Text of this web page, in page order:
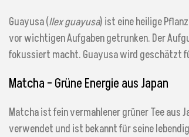
Guayusa (Ilex guayusa) ist eine heilige
vor wichtigen Aufgaben getrunken. Der
fokussiert macht. Guayusa wird geschätzt
Matcha – Grüne Energie aus Japan
Matcha ist fein vermahlener grüner Tee aus
verwendet und ist bekannt für seine